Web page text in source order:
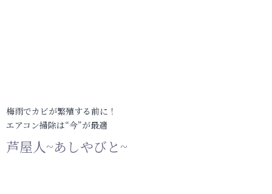
梅雨でカビが繁殖する前に！
エアコン掃除は“今”が最適
芦屋人~あしやびと~